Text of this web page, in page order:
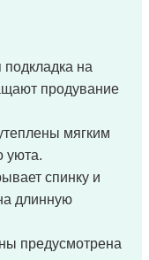
на
продувание
мягким
уюта.
спинку и
длинную
предусмотрена